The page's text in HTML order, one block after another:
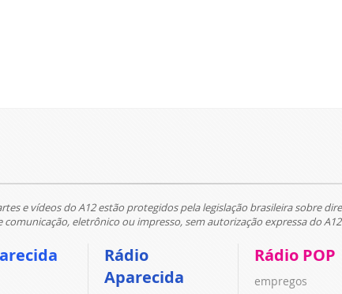
e vídeos do A12 estão protegidos pela legislação brasileira sobre
eletrônico ou impresso, sem autorização expressa do
Rádio
Aparecida
Rádio POP
empregos